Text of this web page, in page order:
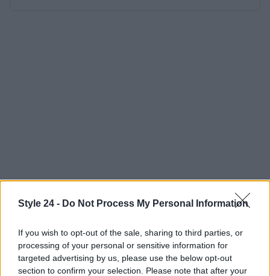
Style 24 - Do Not Process My Personal Information
If you wish to opt-out of the sale, sharing to third parties, or
processing of your personal or sensitive information for
targeted advertising by us, please use the below opt-out
section to confirm your selection. Please note that after your